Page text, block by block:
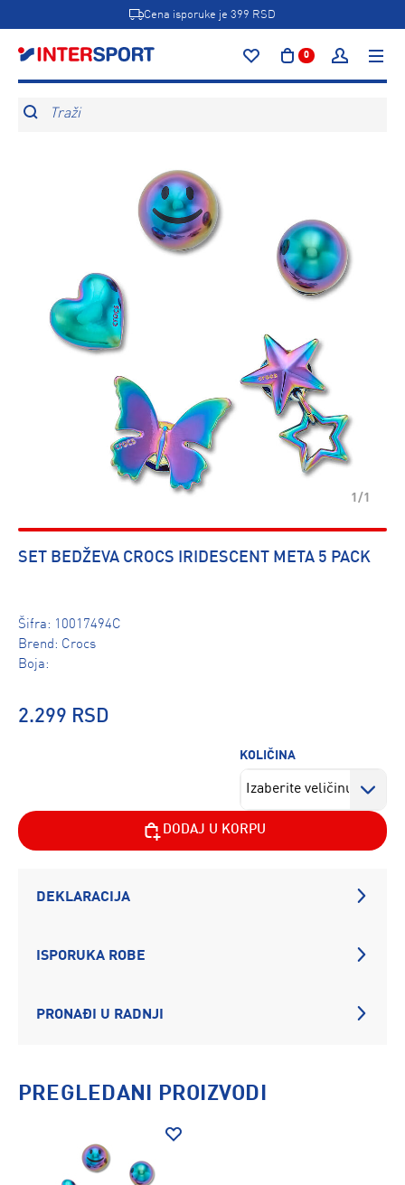
Cena isporuke je 399 RSD
0
Traži
1/1
SET BEDŽEVA CROCS IRIDESCENT META 5 PACK
Šifra: 10017494C
Brend: Crocs
Boja:
2.299 RSD
KOLIČINA
DODAJ U KORPU
DEKLARACIJA
ISPORUKA ROBE
PRONAĐI U RADNJI
PREGLEDANI PROIZVODI